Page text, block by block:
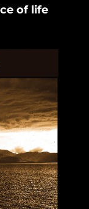
of life